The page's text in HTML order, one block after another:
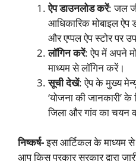
ऐप डाउनलोड करें: जल
आधिकारिक मोबाइल ऐप
और एप्पल ऐप स्टोर पर
लॉगिन करें: ऐप में अपने
माध्यम से लॉगिन करें।
सूची देखें: ऐप के मुख्य मेन्यू
‘योजना की जानकारी’
जिला और गांव का चयन
निष्कर्ष-इस आर्टिकल के माध्यम से
आप किस प्रकार सरकार द्वारा